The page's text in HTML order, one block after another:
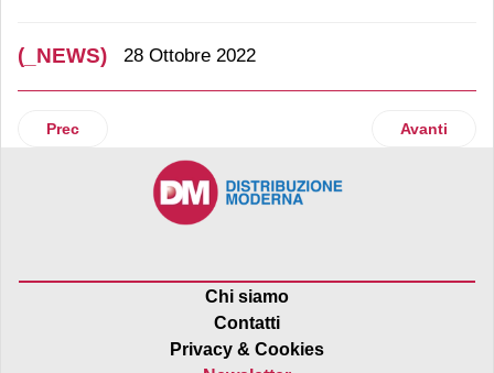
(_NEWS) 28 Ottobre 2022
Articolo precedente: Foodlab: due novità per il salmone
Prec Articolo
Avanti
Chi siamo
Contatti
Privacy & Cookies